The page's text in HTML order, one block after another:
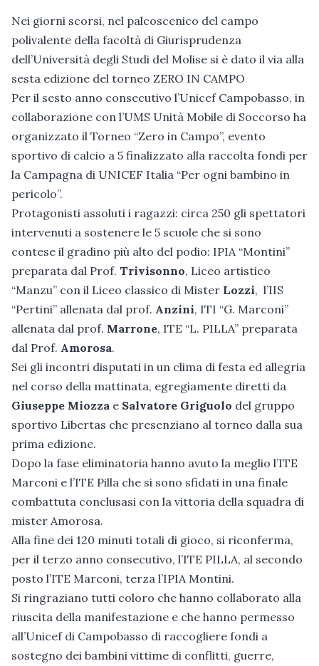
Nei giorni scorsi, nel palcoscenico del campo
polivalente della facoltà di Giurisprudenza
dell’Università degli Studi del Molise si è dato il via alla
sesta edizione del torneo ZERO IN CAMPO
Per il sesto anno consecutivo l’Unicef Campobasso, in
collaborazione con l’UMS Unità Mobile di Soccorso ha
organizzato il Torneo “Zero in Campo”, evento
sportivo di calcio a 5 finalizzato alla raccolta fondi per
la Campagna di UNICEF Italia “Per ogni bambino in
pericolo”.
Protagonisti assoluti i ragazzi: circa 250 gli spettatori
intervenuti a sostenere le 5 scuole che si sono
contese il gradino più alto del podio: IPIA “Montini”
preparata dal Prof. Trivisonno, Liceo artistico
“Manzu” con il Liceo classico di Mister Lozzi, l’IIS
“Pertini” allenata dal prof. Anzini, ITI “G. Marconi”
allenata dal prof. Marrone, ITE “L. PILLA” preparata
dal Prof. Amorosa.
Sei gli incontri disputati in un clima di festa ed allegria
nel corso della mattinata, egregiamente diretti da
Giuseppe Miozza e Salvatore Griguolo del gruppo
sportivo Libertas che presenziano al torneo dalla sua
prima edizione.
Dopo la fase eliminatoria hanno avuto la meglio l’ITE
Marconi e l’ITE Pilla che si sono sfidati in una finale
combattuta conclusasi con la vittoria della squadra di
mister Amorosa.
Alla fine dei 120 minuti totali di gioco, si riconferma,
per il terzo anno consecutivo, l’ITE PILLA, al secondo
posto l’ITE Marconi, terza l’IPIA Montini.
Si ringraziano tutti coloro che hanno collaborato alla
riuscita della manifestazione e che hanno permesso
all’Unicef di Campobasso di raccogliere fondi a
sostegno dei bambini vittime di conflitti, guerre,